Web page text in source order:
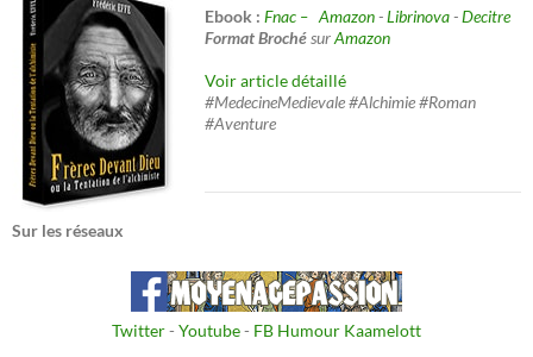
Ebook : Fnac – Amazon-Librinova-Decitre
Format BrochésurAmazon
Voir article détaillé
#MedecineMedievale #Alchimie #Roman
#Aventure
Sur les réseaux
Twitter- Youtube- FB Humour Kaamelott